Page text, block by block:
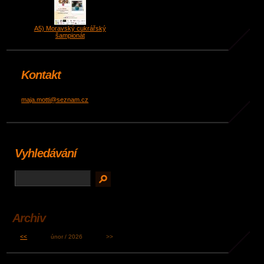
A5) Moravský cukrářský
šampionát
Kontakt
maja.motti@seznam.cz
Vyhledávání
Archiv
<< únor / 2026 >>